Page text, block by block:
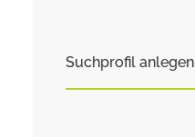
Suchprofil anlegen